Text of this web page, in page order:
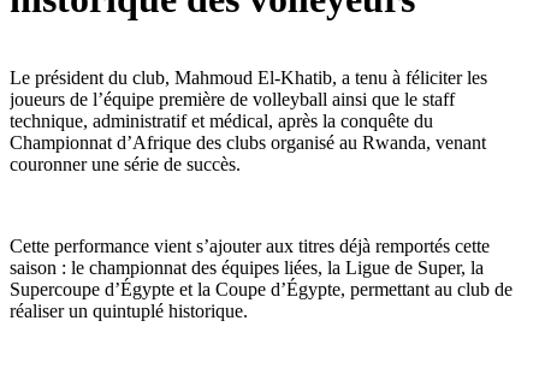
Le président du club, Mahmoud El-Khatib, a tenu à féliciter les
joueurs de l’équipe première de volleyball ainsi que le staff
technique, administratif et médical, après la conquête du
Championnat d’Afrique des clubs organisé au Rwanda, venant
couronner une série de succès.
Cette performance vient s’ajouter aux titres déjà remportés cette
saison : le championnat des équipes liées, la Ligue de Super, la
Supercoupe d’Égypte et la Coupe d’Égypte, permettant au club de
réaliser un quintuplé historique.